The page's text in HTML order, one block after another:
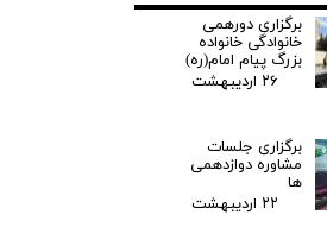
برگزاری دورهمی
خانوادگی خانواده
بزرگ پیام امام(ره)
۲۶ اردیبهشت
برگزاری جلسات
مشاوره دوازدهمی
ها
۲۲ اردیبهشت